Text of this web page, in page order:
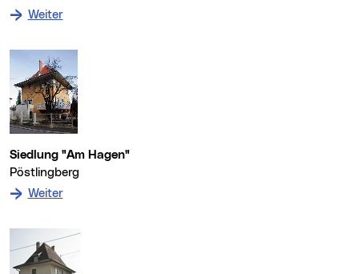
Weiter: zum Denkmal Raimundschule
Siedlung "Am Hagen"
Pöstlingberg
Weiter: zum Denkmal Siedlung "Am Hagen"